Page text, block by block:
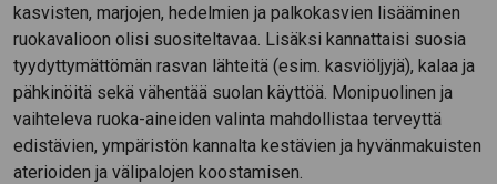
kasvisten, marjojen, hedelmien ja palkokasvien lisääminen
ruokavalioon olisi suositeltavaa. Lisäksi kannattaisi suosia
tyydyttymättömän rasvan lähteitä (esim. kasviöljyjä), kalaa ja
pähkinöitä sekä vähentää suolan käyttöä. Monipuolinen ja
vaihteleva ruoka-aineiden valinta mahdollistaa terveyttä
edistävien, ympäristön kannalta kestävien ja hyvänmakuisten
aterioiden ja välipalojen koostamisen.